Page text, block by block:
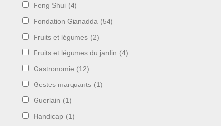
Feng Shui (4)
Fondation Gianadda (54)
Fruits et légumes (2)
Fruits et légumes du jardin (4)
Gastronomie (12)
Gestes marquants (1)
Guerlain (1)
Handicap (1)